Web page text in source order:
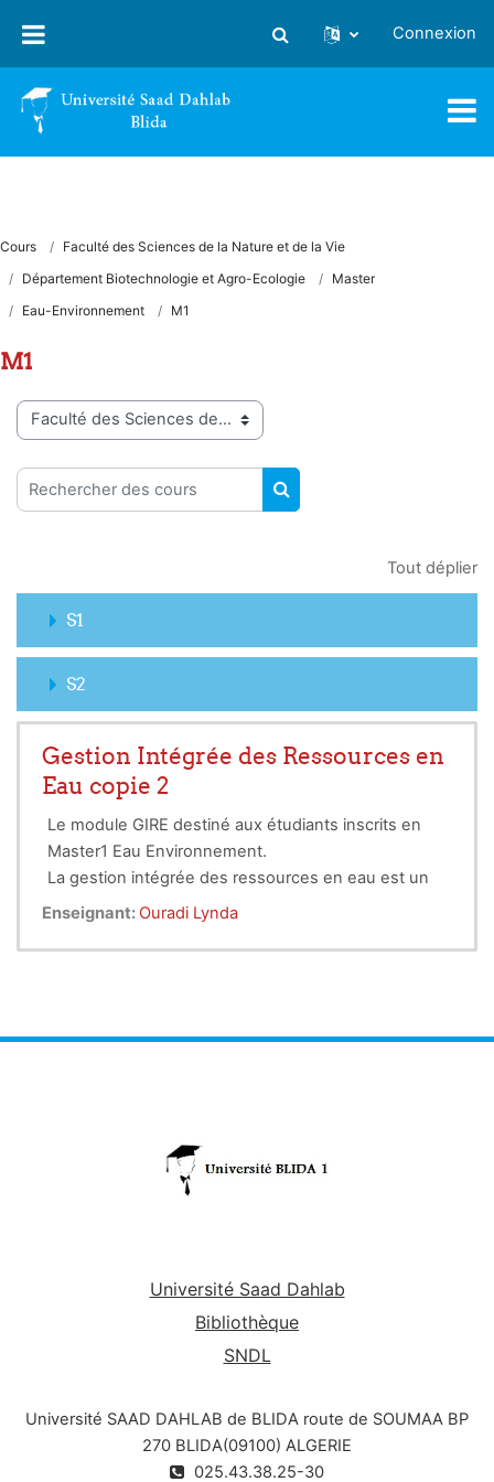
Activer/désactiver la saisie
Connexion
Cours
Faculté des Sciences de la Nature et de la Vie
Département Biotechnologie et Agro-Ecologie
Master
Eau-Environnement
M1
M1
Catégories de cours
Rechercher des cours
RECHERCHER DES
Tout déplier
S1
S2
Gestion Intégrée des Ressources en
Eau copie 2
Le module GIRE destiné aux étudiants inscrits en
Master1 Eau Environnement.
La gestion intégrée des ressources en eau est un
concept empirique élaboré à partir d'expériences
déjà depuis plusieurs décennies (depuis la première
et du Sommet mondial pour le développement
Enseignant: Ouradi Lynda
Université Saad Dahlab
Bibliothèque
SNDL
Université SAAD DAHLAB de BLIDA route de SOUMAA BP
270 BLIDA(09100) ALGERIE
025.43.38.25-30